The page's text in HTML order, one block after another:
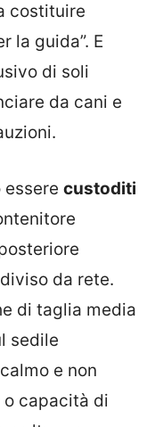
costituire
la guida”. E
di soli
da cani e
essere custoditi
da rete.
di taglia media
sedile
e non
capacità di